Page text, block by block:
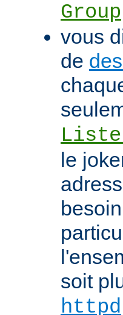
Group
vous
de
le
soit
httpd